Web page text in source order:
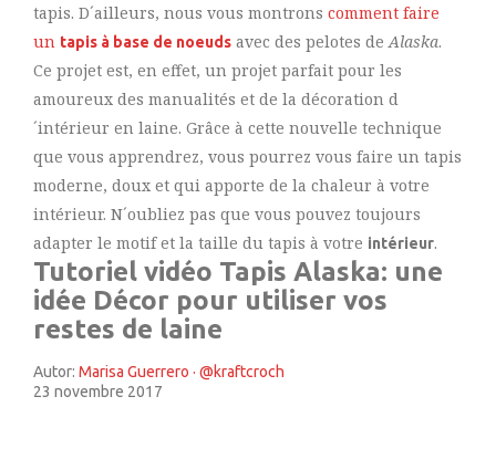
tapis. D´ailleurs, nous vous montrons comment faire
un tapis à base de noeuds avec des pelotes de Alaska.
Ce projet est, en effet, un projet parfait pour les
amoureux des manualités et de la décoration d
´intérieur en laine. Grâce à cette nouvelle technique
que vous apprendrez, vous pourrez vous faire un tapis
moderne, doux et qui apporte de la chaleur à votre
intérieur. N´oubliez pas que vous pouvez toujours
adapter le motif et la taille du tapis à votre intérieur.
Tutoriel vidéo Tapis Alaska: une
idée Décor pour utiliser vos
restes de laine
Autor: Marisa Guerrero · @kraftcroch
23 novembre 2017